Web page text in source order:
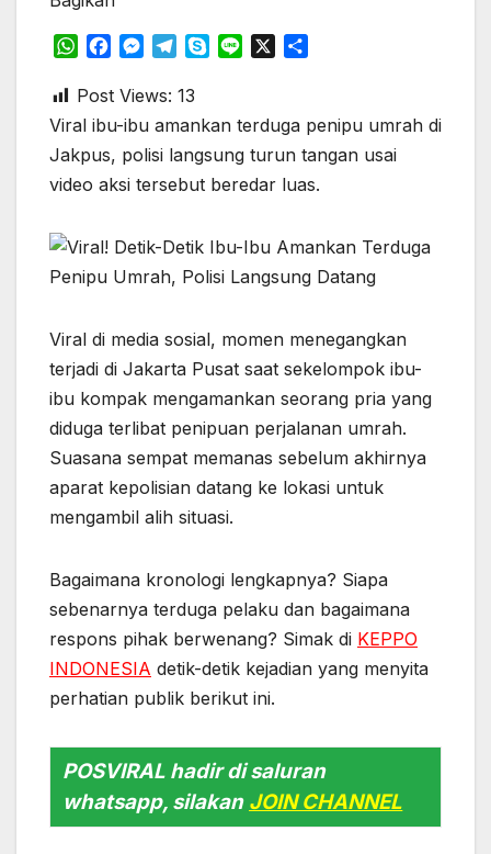
W
a
t
A
p
c
e
o
o
M
s
s
e
n
g
r
T
l
e
r
a
S
p
e
r
Post Views: 13
Viral ibu-ibu amankan terduga penipu umrah di
Jakpus, polisi langsung turun tangan usai
video aksi tersebut beredar luas.
Viral di media sosial, momen menegangkan
terjadi di Jakarta Pusat saat sekelompok ibu-
ibu kompak mengamankan seorang pria yang
diduga terlibat penipuan perjalanan umrah.
Suasana sempat memanas sebelum akhirnya
aparat kepolisian datang ke lokasi untuk
mengambil alih situasi.
Bagaimana kronologi lengkapnya? Siapa
sebenarnya terduga pelaku dan bagaimana
respons pihak berwenang? Simak di KEPPO
INDONESIA detik-detik kejadian yang menyita
perhatian publik berikut ini.
POSVIRAL hadir di saluran
whatsapp, silakan JOIN CHANNEL